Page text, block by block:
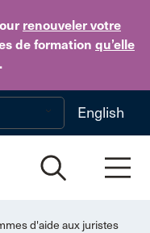
renouveler votre
de formation qu’elle
.
Skip to main content
English
d'aide aux juristes